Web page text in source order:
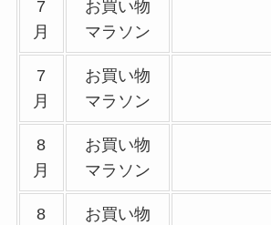
7
月
お買い物
マラソン
7
月
お買い物
マラソン
8
月
お買い物
マラソン
8
お買い物